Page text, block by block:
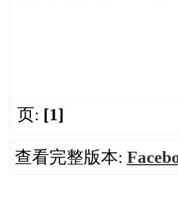
页: [1]
查看完整版本: